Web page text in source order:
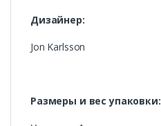
Дизайнер:
Jon Karlsson
Размеры и вес упаковки: